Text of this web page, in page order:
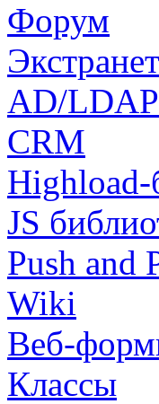
Форум
Экстранет
AD/LDAP
CRM
Highload-
JS
Push and
Wiki
Веб-
Классы